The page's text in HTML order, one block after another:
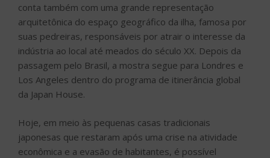
conta também com uma grande representação
arquitetônica do espaço geográfico da ilha, famosa por
suas pedreiras, responsáveis por atrair o interesse da
indústria ao local até meados do século XX. Depois da
passagem pelo Brasil, a mostra segue para Londres e
Los Angeles dentro do programa de itinerância global
da Japan House.
Hoje, em meio às pequenas casas tradicionais
japonesas que restaram após uma crise na atividade
econômica e a evasão de habitantes, é possível